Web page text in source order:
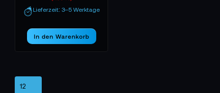
spontanen Dreh bis zur großen Produktion.
DEM BILD
Schnellladegeräte bis zu universellen Stromlösungen
für Film und Fotografie. Für Profis, die wissen, dass
Lieferzeit: 3–5 Werktage
In den Warenkorb